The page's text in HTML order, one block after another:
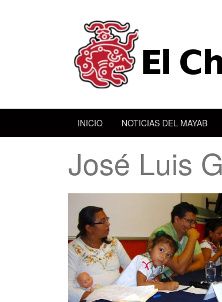
INICIO NOTICIAS DEL MAYAB
José Luis